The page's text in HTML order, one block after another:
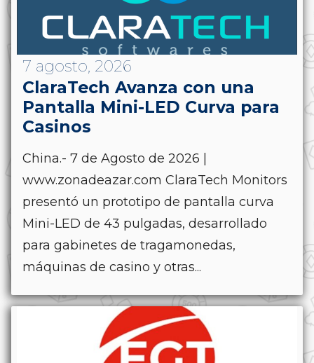
7 agosto, 2026
ClaraTech Avanza con una
Pantalla Mini-LED Curva para
Casinos
China.- 7 de Agosto de 2026 |
www.zonadeazar.com ClaraTech Monitors
presentó un prototipo de pantalla curva
Mini-LED de 43 pulgadas, desarrollado
para gabinetes de tragamonedas,
máquinas de casino y otras...